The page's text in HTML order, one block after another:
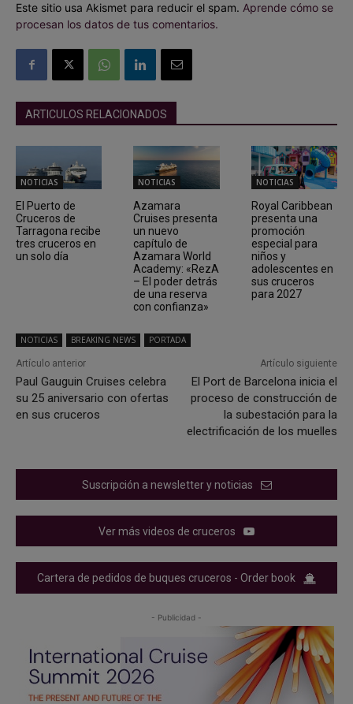
Este sitio usa Akismet para reducir el spam. Aprende cómo se
procesan los datos de tus comentarios.
ARTICULOS RELACIONADOS
NOTICIAS
El Puerto de
Cruceros de
Tarragona recibe
tres cruceros en
un solo día
NOTICIAS
Azamara
Cruises presenta
un nuevo
capítulo de
Azamara World
Academy: «RezA
– El poder detrás
de una reserva
con confianza»
NOTICIAS
Royal Caribbean
presenta una
promoción
especial para
niños y
adolescentes en
sus cruceros
para 2027
NOTICIAS BREAKING NEWS PORTADA
Artículo anterior
Paul Gauguin Cruises celebra
su 25 aniversario con ofertas
en sus cruceros
Artículo siguiente
El Port de Barcelona inicia el
proceso de construcción de
la subestación para la
electrificación de los muelles
Suscripción a newsletter y noticias
Ver más videos de cruceros
Cartera de pedidos de buques cruceros - Order book
- Publicidad -